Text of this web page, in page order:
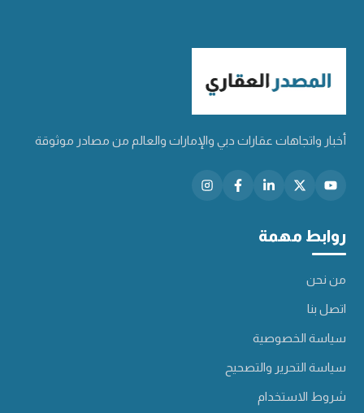
أخبار واتجاهات عقارات دبي والإمارات والعالم من مصادر موثوقة
روابط مهمة
من نحن
اتصل بنا
سياسة الخصوصية
سياسة التحرير والتصحيح
شروط الاستخدام